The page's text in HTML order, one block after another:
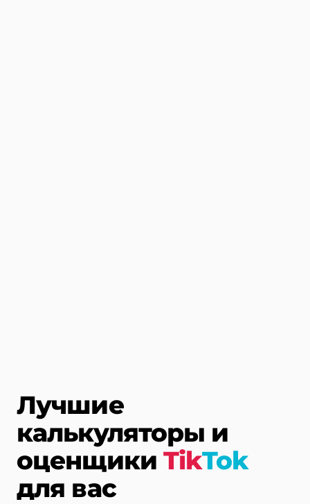
Лучшие
калькуляторы и
оценщики TikTok
для вас